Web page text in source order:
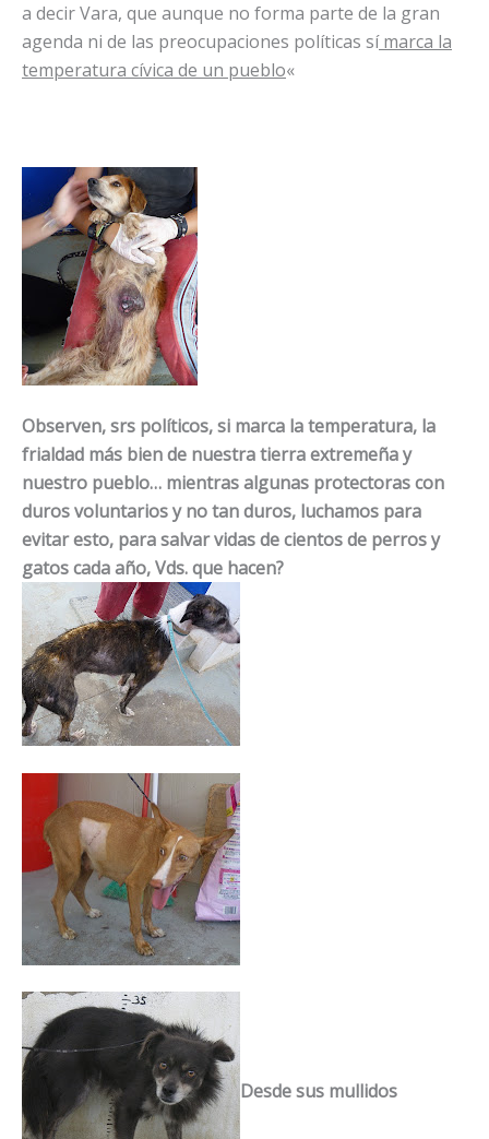
a decir Vara, que aunque no forma parte de la gran
agenda ni de las preocupaciones políticas símarca la
temperatura cívica de un pueblo«
Observen, srs políticos, si marca la temperatura, la
frialdad más bien de nuestra tierra extremeña y
nuestro pueblo… mientras algunas protectoras con
duros voluntarios y no tan duros, luchamos para
evitar esto, para salvar vidas de cientos de perros y
gatos cada año, Vds. que hacen?
Desde sus mullidos